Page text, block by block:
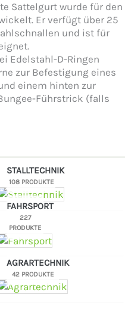
Sattelgurt wurde für den
Er verfügt über 25
und ist für
Edelstahl-D-Ringen
zur Befestigung eines
einem hinten zur
Führstrick (falls
STALLTECHNIK
108 PRODUKTE
FAHRSPORT
227
PRODUKTE
AGRARTECHNIK
42 PRODUKTE